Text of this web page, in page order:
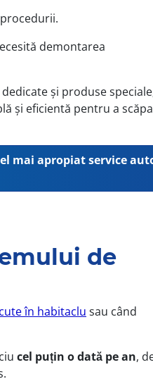
demontarea
și produse
și eficientă pentru a
mai apropiat service
de
în habitaclu sau când
cel puțin o dată pe an,